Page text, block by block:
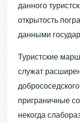
данного
открытость
данными
Туристские
служат
приграничные
некогда